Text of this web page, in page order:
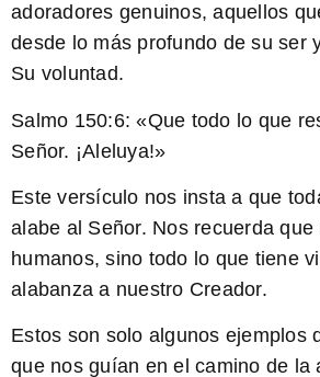
adoradores genuinos, aquellos
desde lo más profundo de su ser
Su voluntad.
Salmo 150:6: «Que todo lo que
Señor. ¡Aleluya!»
Este versículo nos insta a que
alabe al Señor. Nos recuerda
humanos, sino todo lo que tiene
alabanza a nuestro Creador.
Estos son solo algunos ejemplos
que nos guían en el camino de la